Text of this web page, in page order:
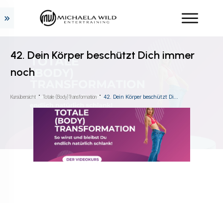
42. Dein Körper beschützt Dich immer
noch
Kursübersicht Totale (Body)Transformation